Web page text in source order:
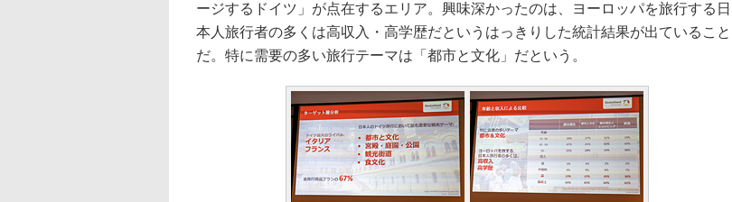
ージするドイツ」が点在するエリア。興味深かったのは、ヨーロッパを旅行する日
本人旅行者の多くは高収入・高学歴だというはっきりした統計結果が出ていること
だ。特に需要の多い旅行テーマは「都市と文化」だという。